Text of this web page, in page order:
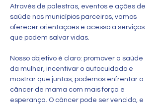
Através de palestras, eventos e ações de
saúde nos municípios parceiros, vamos
oferecer orientações e acesso a serviços
que podem salvar vidas.
Nosso objetivo é claro: promover a saúde
da mulher, incentivar o autocuidado e
mostrar que juntas, podemos enfrentar o
câncer de mama com mais força e
esperança. O câncer pode ser vencido, e